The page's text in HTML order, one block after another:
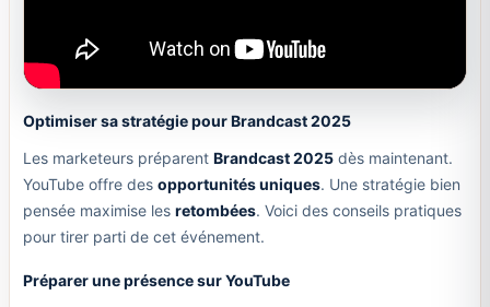
Optimiser sa stratégie pour Brandcast 2025
Les marketeurs préparent Brandcast 2025dès maintenant.
YouTube offre des opportunités uniques. Une stratégie bien
pensée maximise les retombées. Voici des conseils pratiques
pour tirer parti de cet événement.
Préparer une présence sur YouTube